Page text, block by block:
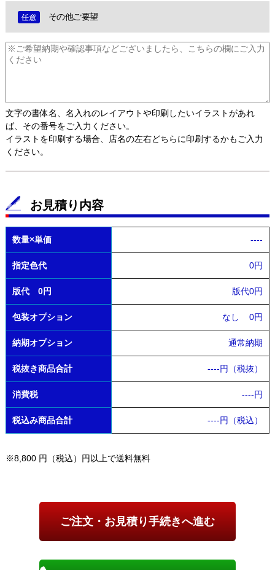
その他ご要望
文字の書体名、名入れのレイアウトや印刷したいイラストがあれ
ば、その番号をご入力ください。
イラストを印刷する場合、店名の左右どちらに印刷するかもご入力
ください。
お見積り内容
数量×単価 ----
指定色代 0円
版代 0円 版代0円
包装オプション なし 0円
納期オプション 通常納期
税抜き商品合計 ----円（税抜）
消費税 ----円
税込み商品合計 ----円（税込）
※8,800 円（税込）円以上で送料無料